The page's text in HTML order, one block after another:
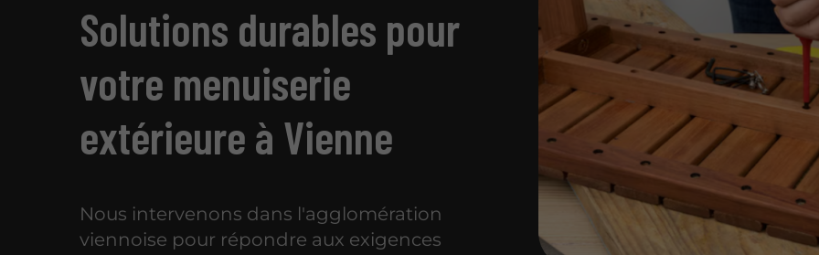
Solutions durables pour
votre menuiserie
extérieure à Vienne
Nous intervenons dans l'agglomération
viennoise pour répondre aux exigences